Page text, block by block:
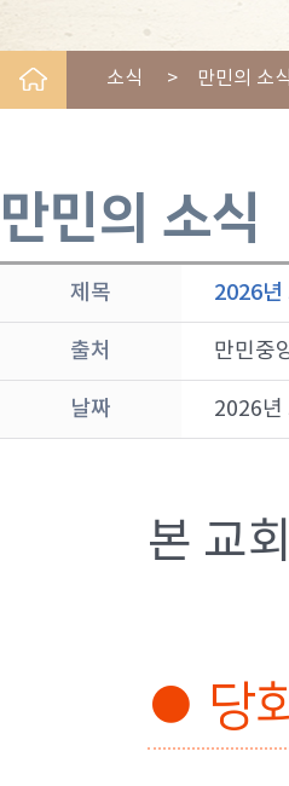
소식 > 만민의 소식
만민의 소식
제목 2026년
출처 만민중
날짜 2026년
본 교
● 당